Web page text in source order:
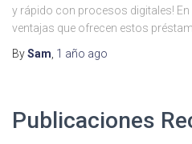
y rápido con procesos digitales!
ventajas que ofrecen estos
BySam 1 año ago
Publicaciones